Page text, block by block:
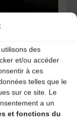
des
et/ou accéder
à ces
telles que le
sur ce site. Le
a un
et fonctions du
Eric Desgrugillers
et
sur-Cère,